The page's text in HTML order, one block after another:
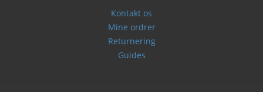
Kontakt os
Mine ordrer
Returnering
Guides